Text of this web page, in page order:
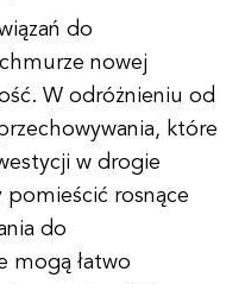
do
nowej
W odróżnieniu od
które
w drogie
pomieścić rosnące
do
mogą łatwo